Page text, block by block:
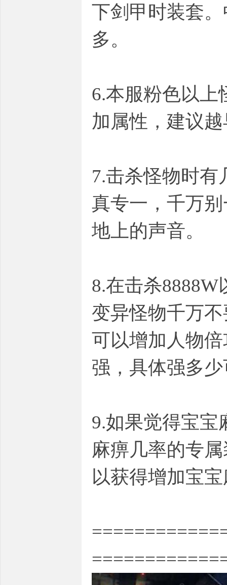
下剑甲时装套
多。
6.本服粉色以上
加属性，建议
7.击杀怪物时有
真专一，千万
地上的声音。
8.在击杀
变异怪物千万
可以增加人物
强，具体强多
9.如果觉得宝宝
麻痹几率的专
以获得增加宝